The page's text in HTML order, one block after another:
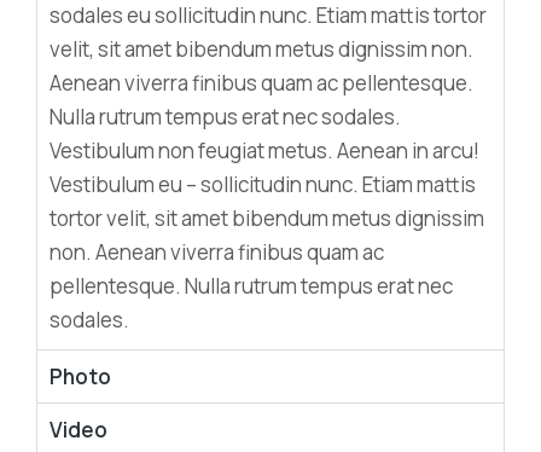
sodales eu sollicitudin nunc. Etiam mattis tortor
velit, sit amet bibendum metus dignissim non.
Aenean viverra finibus quam ac pellentesque.
Nulla rutrum tempus erat nec sodales.
Vestibulum non feugiat metus. Aenean in arcu!
Vestibulum eu – sollicitudin nunc. Etiam mattis
tortor velit, sit amet bibendum metus dignissim
non. Aenean viverra finibus quam ac
pellentesque. Nulla rutrum tempus erat nec
sodales.
Photo
Video